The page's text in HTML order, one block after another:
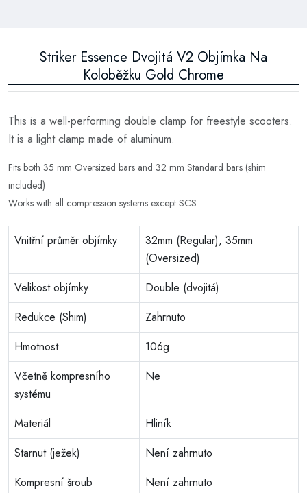
Striker Essence Dvojitá V2 Objímka Na
Koloběžku Gold Chrome
This is a well-performing double clamp for freestyle scooters.
It is a light clamp made of aluminum.
Fits both 35 mm Oversized bars and 32 mm Standard bars (shim
included)
Works with all compression systems except SCS
Vnitřní průměr objímky
32mm (Regular), 35mm
(Oversized)
Velikost objímky
Double (dvojitá)
Redukce (Shim)
Zahrnuto
Hmotnost
106g
Včetně kompresního
systému
Ne
Materiál
Hliník
Starnut (ježek)
Není zahrnuto
Kompresní šroub
Není zahrnuto